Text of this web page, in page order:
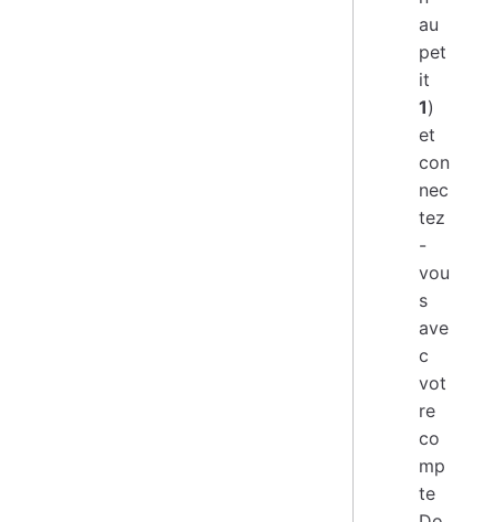
au
pet
it
1)
et
con
nec
tez
-
vou
s
ave
c
vot
re
co
mp
te